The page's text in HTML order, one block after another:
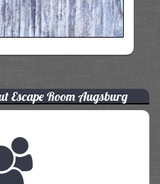
Escape Room Augsburg